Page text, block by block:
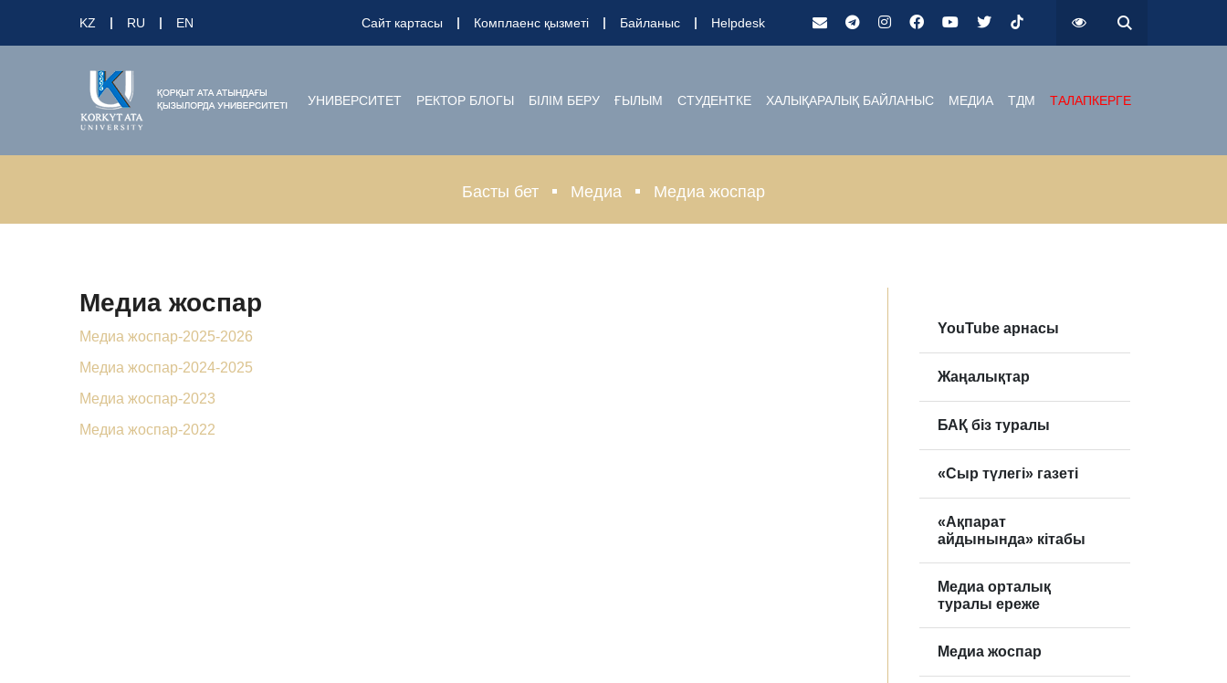
KZ RU EN Сайт картасы Комплаенс қызметі Байланыс Helpdesk
УНИВЕРСИТЕТ РЕКТОР БЛОГЫ БІЛІМ БЕРУ ҒЫЛЫМ СТУДЕНТКЕ ХАЛЫҚАРАЛЫҚ БАЙЛАНЫС МЕДИА ТДМ ТАЛАПКЕРГЕ
Басты бет Медиа Медиа жоспар
Медиа жоспар
Медиа жоспар-2025-2026
Медиа жоспар-2024-2025
Медиа жоспар-2023
Медиа жоспар-2022
YouTube арнасы
Жаңалықтар
БАҚ біз туралы
«Сыр түлегі» газеті
«Ақпарат
айдынында» кітабы
Медиа орталық
туралы ереже
Медиа жоспар